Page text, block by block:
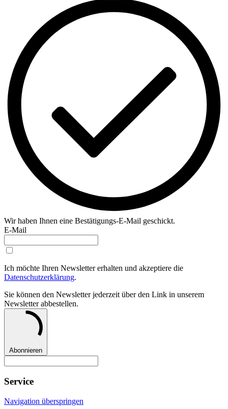
Wir haben Ihnen eine Bestätigungs-E-Mail geschickt.
E-Mail
Ich möchte Ihren Newsletter erhalten und akzeptiere die
Datenschutzerklärung.
Sie können den Newsletter jederzeit über den Link in unserem
Newsletter abbestellen.
Abonnieren
Service
Navigation überspringen